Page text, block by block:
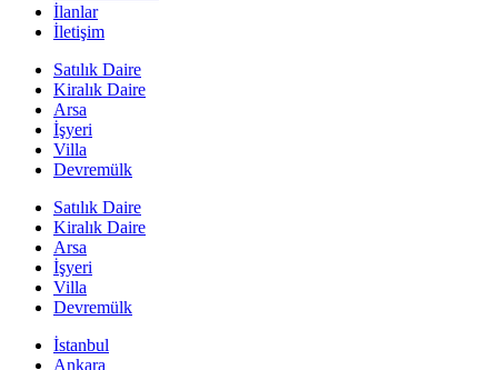
İlanlar
İletişim
Satılık Daire
Kiralık Daire
Arsa
İşyeri
Villa
Devremülk
Satılık Daire
Kiralık Daire
Arsa
İşyeri
Villa
Devremülk
İstanbul
Ankara